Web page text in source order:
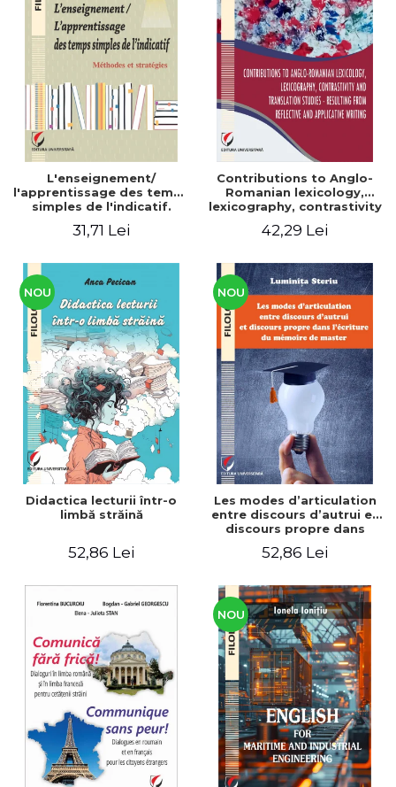
L'enseignement/
l'apprentissage des temps
simples de l'indicatif.
31,71 Lei
Contributions to Anglo-
Romanian lexicology,
lexicography, contrastivity
Resulting from reflective
42,29 Lei
NOU
Didactica lecturii într-o
limbă străină
52,86 Lei
NOU
Les modes d’articulation
entre discours d’autrui et
discours propre dans
master
52,86 Lei
NOU